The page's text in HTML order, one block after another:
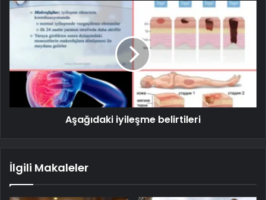
Aşağıdaki iyileşme belirtileri
İlgili Makaleler